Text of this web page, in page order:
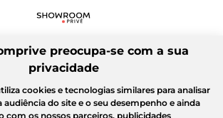
preocupa-se com a sua
privacidade
cookies e tecnologias similares para analisar
audiência do site e o seu desempenho e ainda
com os nossos parceiros, publicidades